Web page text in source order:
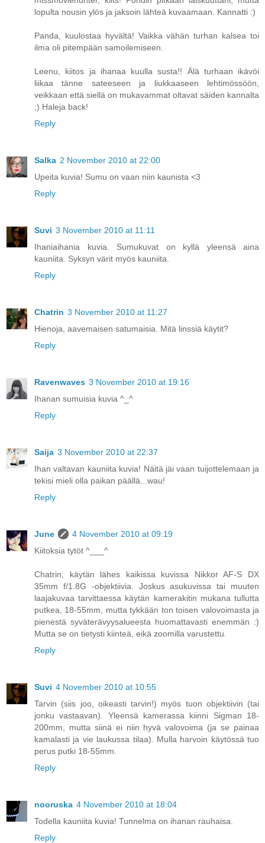
lopulta nousin ylös ja jaksoin lähteä kuvaamaan. Kannatti :)
Panda, kuulostaa hyvältä! Vaikka vähän turhan kalsea toi
ilma oli pitempään samoilemiseen.
Leenu, kiitos ja ihanaa kuulla susta!! Älä turhaan ikävöi
liikaa tänne sateeseen ja liukkaaseen lehtimössöön,
veikkaan että siellä on mukavammat oltavat säiden kannalta
;) Haleja back!
Reply
Salka 2 November 2010 at 22:00
Upeita kuvia! Sumu on vaan niin kaunista <3
Reply
Suvi 3 November 2010 at 11:11
Ihaniaihania kuvia. Sumukuvat on kyllä yleensä aina
kauniita. Syksyn värit myös kauniita.
Reply
Chatrin 3 November 2010 at 11:27
Hienoja, aavemaisen satumaisia. Mitä linssiä käytit?
Reply
Ravenwaves 3 November 2010 at 19:16
Ihanan sumuisia kuvia ^_^
Reply
Saija 3 November 2010 at 22:37
Ihan valtavan kauniita kuvia! Näitä jäi vaan tuijottelemaan ja
tekisi mieli olla paikan päällä...wau!
Reply
June
4 November 2010 at 09:19
Kiitoksia tytöt ^___^
Chatrin, käytän lähes kaikissa kuvissa Nikkor AF-S DX
35mm f/1.8G -objektiivia. Joskus asukuvissa tai muuten
laajakuvaa tarvittaessa käytän kamerakitin mukana tullutta
putkea, 18-55mm, mutta tykkään ton toisen valovoimasta ja
pienestä syväterävyysalueesta huomattavasti enemmän :)
Mutta se on tietysti kiinteä, eikä zoomilla varustettu.
Reply
Suvi 4 November 2010 at 10:55
Tarvin (siis joo, oikeasti tarvin!) myös tuon objektiivin (tai
jonku vastaavan). Yleensä kamerassa kiinni Sigman 18-
200mm, mutta siinä ei niin hyvä valovoima (ja se painaa
kamalasti ja vie laukussa tilaa). Mulla harvoin käytössä tuo
perus putki 18-55mm.
Reply
nooruska 4 November 2010 at 18:04
Todella kauniita kuvia! Tunnelma on ihanan rauhaisa.
Reply